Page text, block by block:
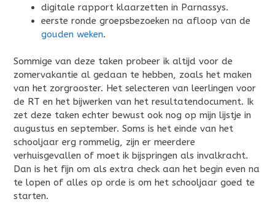
digitale rapport klaarzetten in Parnassys.
eerste ronde groepsbezoeken na afloop van de
gouden weken.
Sommige van deze taken probeer ik altijd voor de
zomervakantie al gedaan te hebben, zoals het maken
van het zorgrooster. Het selecteren van leerlingen voor
de RT en het bijwerken van het resultatendocument. Ik
zet deze taken echter bewust ook nog op mijn lijstje in
augustus en september. Soms is het einde van het
schooljaar erg rommelig, zijn er meerdere
verhuisgevallen of moet ik bijspringen als invalkracht.
Dan is het fijn om als extra check aan het begin even na
te lopen of alles op orde is om het schooljaar goed te
starten.